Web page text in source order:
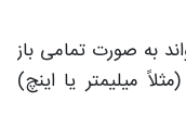
به صورت تمامی باز
میلیمتر یا اینچ)